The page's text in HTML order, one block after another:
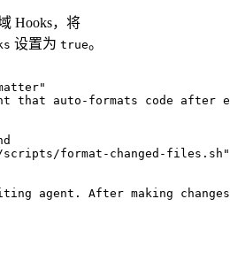
Hooks，将
设置为 true。
"
that auto-formats code after
format-changed-files.sh "
agent. After making